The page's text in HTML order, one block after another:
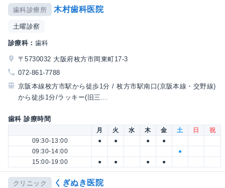
歯科診療所 木村歯科医院
土曜診察
診療科： 歯科
〒5730032 大阪府枚方市岡東町17-3
072-861-7788
京阪本線枚方市駅から徒歩1分 / 枚方市駅南口(京阪本線・交野線)
から徒歩1分/ラッキー(旧三...
歯科 診療時間
月 火 水 木 金 土 日
祝
09:30-13:00
● ● ●
●
09:30-14:00
●
15:00-19:00
● ● ● ●
クリニック くぎぬき医院